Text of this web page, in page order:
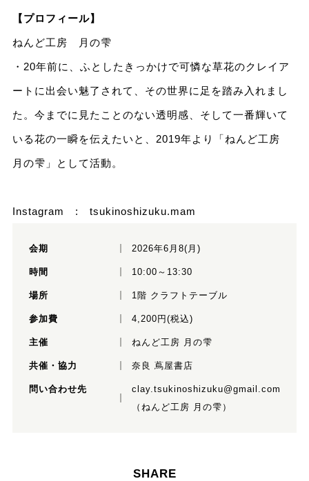
【プロフィール】
ねんど工房 月の雫
・20年前に、ふとしたきっかけで可憐な草花のクレイア
ートに出会い魅了されて、その世界に足を踏み入れまし
た。今までに見たことのない透明感、そして一番輝いて
いる花の一瞬を伝えたいと、2019年より「ねんど工房
月の雫」として活動。
Instagram : tsukinoshizuku.mam
会期 2026年6月8(月)
時間 10:00～13:30
場所 1階 クラフトテーブル
参加費 4,200円(税込)
主催 ねんど工房 月の雫
共催・協力 奈良 蔦屋書店
問い合わせ先
clay.tsukinoshizuku@gmail.com
（ねんど工房 月の雫）
SHARE